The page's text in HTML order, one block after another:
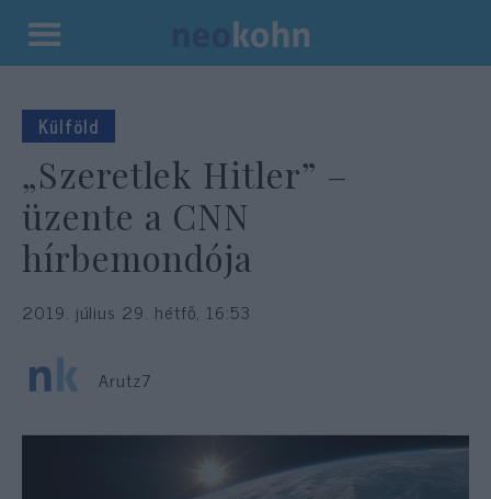
Kilépés
tartalomba
Külföld
„Szeretlek Hitler” –
üzente a CNN
hírbemondója
2019. július 29. hétfő, 16:53
Arutz7